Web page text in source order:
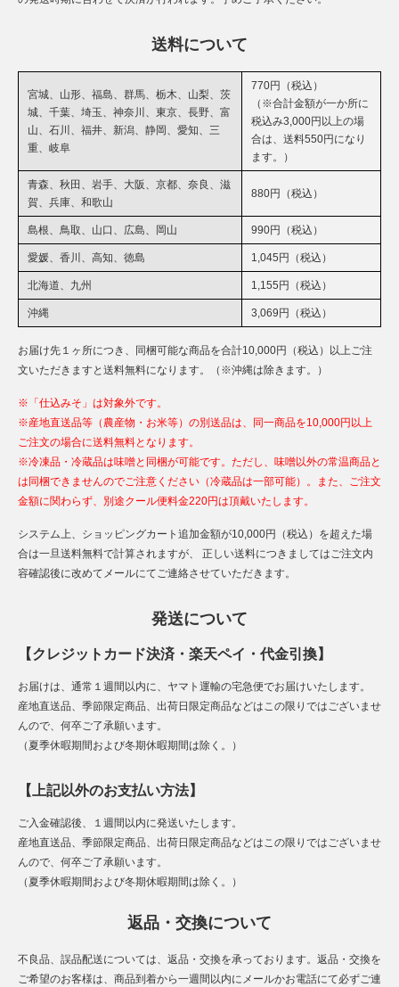
送料について
宮城、山形、福島、群馬、栃木、山梨、茨
城、千葉、埼玉、神奈川、東京、長野、富
山、石川、福井、新潟、静岡、愛知、三
重、岐阜
770円（税込）
（※合計金額が一か所に
税込み3,000円以上の場
合は、送料550円になり
ます。）
青森、秋田、岩手、大阪、京都、奈良、滋
賀、兵庫、和歌山
880円（税込）
島根、鳥取、山口、広島、岡山 990円（税込）
愛媛、香川、高知、徳島 1,045円（税込）
北海道、九州 1,155円（税込）
沖縄 3,069円（税込）
お届け先１ヶ所につき、同梱可能な商品を合計10,000円（税込）以上ご注
文いただきますと送料無料になります。（※沖縄は除きます。）
※「仕込みそ」は対象外です。
※産地直送品等（農産物・お米等）の別送品は、同一商品を10,000円以上
ご注文の場合に送料無料となります。
※冷凍品・冷蔵品は味噌と同梱が可能です。ただし、味噌以外の常温商品と
は同梱できませんのでご注意ください（冷蔵品は一部可能）。また、ご注文
金額に関わらず、別途クール便料金220円は頂戴いたします。
システム上、ショッピングカート追加金額が10,000円（税込）を超えた場
合は一旦送料無料で計算されますが、 正しい送料につきましてはご注文内
容確認後に改めてメールにてご連絡させていただきます。
発送について
【クレジットカード決済・楽天ペイ・代金引換】
お届けは、通常１週間以内に、ヤマト運輸の宅急便でお届けいたします。
産地直送品、季節限定商品、出荷日限定商品などはこの限りではございませ
んので、何卒ご了承願います。
（夏季休暇期間および冬期休暇期間は除く。）
【上記以外のお支払い方法】
ご入金確認後、１週間以内に発送いたします。
産地直送品、季節限定商品、出荷日限定商品などはこの限りではございませ
んので、何卒ご了承願います。
（夏季休暇期間および冬期休暇期間は除く。）
返品・交換について
不良品、誤品配送については、返品・交換を承っております。返品・交換を
ご希望のお客様は、商品到着から一週間以内にメールかお電話にて必ずご連